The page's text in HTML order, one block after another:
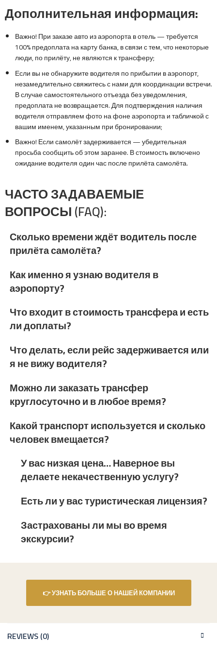
Дополнительная информация:
Важно! При заказе авто из аэропорта в отель — требуется
100% предоплата на карту банка, в связи с тем, что некоторые
люди, по прилёту, не являются к трансферу;
Если вы не обнаружите водителя по прибытии в аэропорт,
незамедлительно свяжитесь с нами для координации встречи.
В случае самостоятельного отъезда без уведомления,
предоплата не возвращается. Для подтверждения наличия
водителя отправляем фото на фоне аэропорта и табличкой с
вашим именем, указанным при бронировании;
Важно! Если самолёт задерживается — убедительная
просьба сообщить об этом заранее. В стоимость включено
ожидание водителя один час после прилёта самолёта.
ЧАСТО ЗАДАВАЕМЫЕ
ВОПРОСЫ (FAQ):
Сколько времени ждёт водитель после
прилёта самолёта?
Как именно я узнаю водителя в
аэропорту?
Что входит в стоимость трансфера и есть
ли доплаты?
Что делать, если рейс задерживается или
я не вижу водителя?
Можно ли заказать трансфер
круглосуточно и в любое время?
Какой транспорт используется и сколько
человек вмещается?
У вас низкая цена… Наверное вы
делаете некачественную услугу?
Есть ли у вас туристическая лицензия?
Застрахованы ли мы во время
экскурсии?
👉 УЗНАТЬ БОЛЬШЕ О НАШЕЙ КОМПАНИИ
REVIEWS (0)